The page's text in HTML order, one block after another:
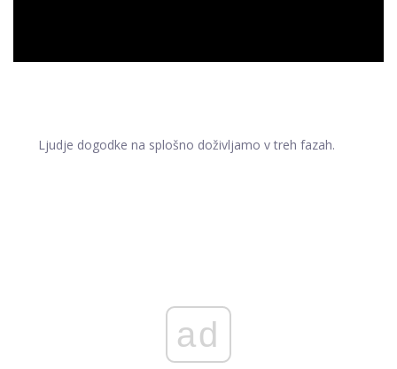
Ljudje dogodke na splošno doživljamo v treh fazah.
ad